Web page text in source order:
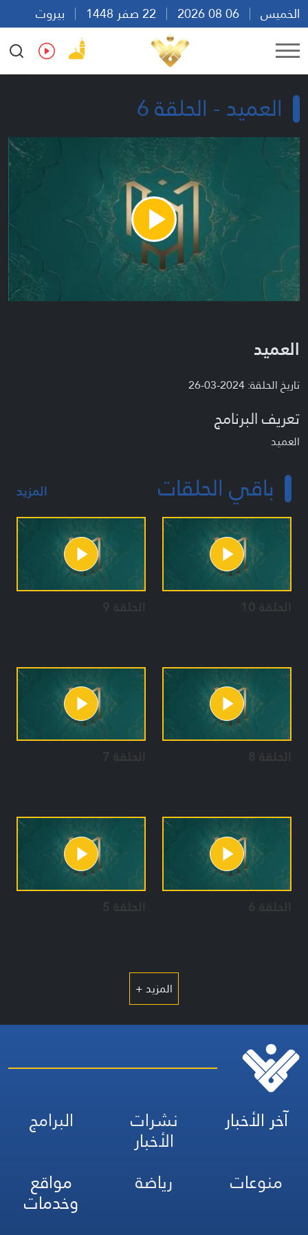
الخميس
بيروت
22:45
Ar En Fr Es
العميد - الحلقة 6
Play
Video
العميد
تاريخ الحلقة: 2024-03-26
تعريف البرنامج
العميد
باقي الحلقات المزيد
الحلقة 10 الحلقة 9
الحلقة 8 الحلقة 7
الحلقة 6 الحلقة 5
المزيد +
آخر الأخبار نشرات
الأخبار
البرامج
منوعات
رياضة مواقع
وخدمات